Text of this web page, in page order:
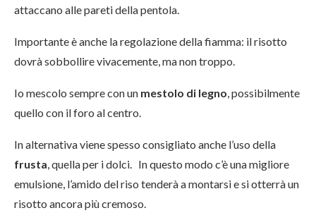
attaccano alle pareti della pentola.
Importante è anche la regolazione della fiamma: il risotto
dovrà sobbollire vivacemente, ma non troppo.
Io mescolo sempre con un mestolo di legno , possibilmente
quello con il foro al centro.
In alternativa viene spesso consigliato anche l’uso della
frusta , quella per i dolci. In questo modo c’è una migliore
emulsione, l’amido del riso tenderà a montarsi e si otterrà un
risotto ancora più cremoso.